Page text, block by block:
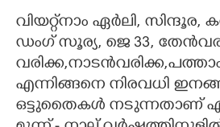
വിയറ്റ്‌നാം ഏർലി,
ഡംഗ് സൂര്യ, ജെ 33,
എന്നിങ്ങനെ നിരവധി
ഒട്ടുതെെകൾ നടുന്നതാണ്